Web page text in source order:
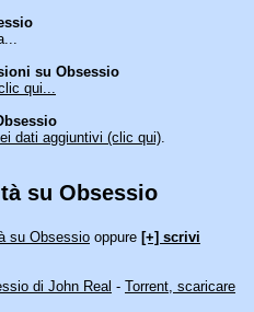
su Obsessio
qui...
dati aggiuntivi (clic qui).
su Obsessio
su Obsessio oppure [+] scrivi
di John Real - Torrent, scaricare